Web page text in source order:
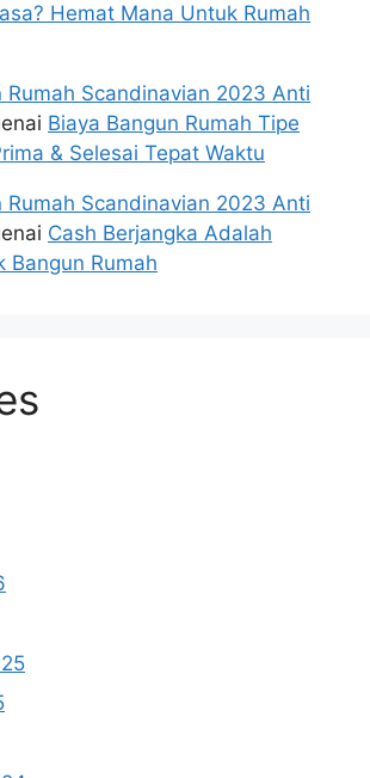
Hemat Mana Untuk Rumah
Rumah Scandinavian 2023 Anti
Biaya Bangun Rumah Tipe
& Selesai Tepat Waktu
Rumah Scandinavian 2023 Anti
Cash Berjangka Adalah
Bangun Rumah